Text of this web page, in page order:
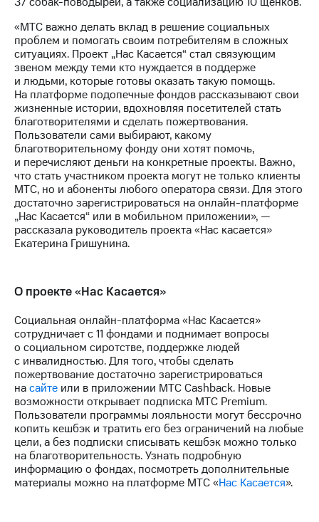
Информация
Документы
ПАО
"МТС"
Собрания
акционеров
Личный
кабинет
акционера
Акционерный
капитал
Контроль
и
аудит
Рынок
акций
Описание
Порядок
акций
Дивиденды
Рынок
облигаций
Описание
Еврооблигации-2023
Уведомление
о
погашении
именных
облигаций
Другое
«МТС важно делать вклад в решение социальных
проблем и помогать своим потребителям в сложных
ситуациях. Проект „Нас Касается“ стал связующим
звеном между теми кто нуждается в поддерже
и людьми, которые готовы оказать такую помощь.
На платформе подопечные фондов рассказывают свои
жизненные истории, вдохновляя посетителей стать
благотворителями и сделать пожертвования.
Пользователи сами выбирают, какому
благотворительному фонду они хотят помочь,
и перечисляют деньги на конкретные проекты. Важно,
что стать участником проекта могут не только клиенты
МТС, но и абоненты любого оператора связи. Для этого
достаточно зарегистрироваться на онлайн-платформе
„Нас Касается“ или в мобильном приложении», —
рассказала руководитель проекта «Нас касается»
Екатерина Гришунина.
О проекте «Нас Касается»
Социальная онлайн-платформа «Нас Касается»
сотрудничает с 11 фондами и поднимает вопросы
о социальном сиротстве, поддержке людей
с инвалидностью. Для того, чтобы сделать
пожертвование достаточно зарегистрироваться
насайте или в приложении МТС Cashback. Новые
возможности открывает подписка МТС Premium.
Пользователи программы лояльности могут бессрочно
копить кешбэк и тратить его без ограничений на любые
цели, а без подписки списывать кешбэк можно только
на благотворительность. Узнать подробную
информацию о фондах, посмотреть дополнительные
материалы можно на платформе МТС «Нас Касается».